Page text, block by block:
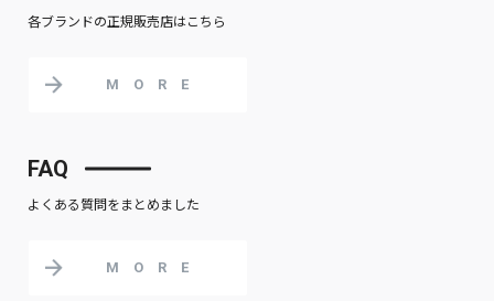
各ブランドの正規販売店はこちら
MORE
FAQ
よくある質問をまとめました
MORE